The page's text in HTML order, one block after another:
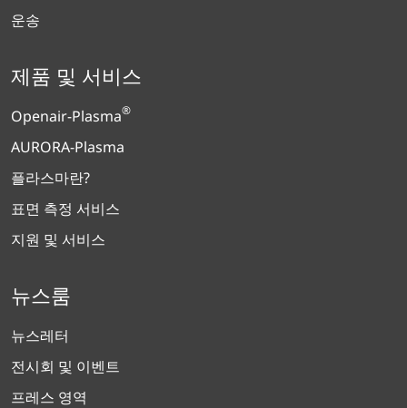
운송
제품 및 서비스
Openair-Plasma®
AURORA-Plasma
플라스마란?
표면 측정 서비스
지원 및 서비스
뉴스룸
뉴스레터
전시회 및 이벤트
프레스 영역